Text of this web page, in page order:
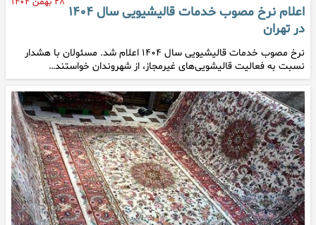
اعلام نرخ مصوب خدمات قالیشیویی سال ۱۴۰۴
در تهران
نرخ مصوب خدمات قالیشیویی سال ۱۴۰۴ اعلام شد. مسئولان با هشدار
نسبت به فعالیت قالیشویی‌های غیرمجاز، از شهروندان خواستند…